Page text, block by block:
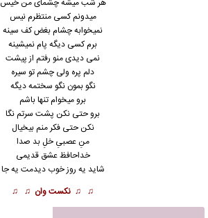
میدونم کسی منتظرم نیس
نمیخوابه چشام بغض کف سینه
برم کسی دیگه پام نمیشینه
نمی دیدی منو رفتم از پیشت
دلم پره ولی چشم تو سیره
نگو بمون نگو سختمه دیگه
برو میخوام تنها باشم
برو حتی نکن پشت سرتم نگا
نکن حتی فکر منم بیخیال
منِ عصبیِ خلِ بد صدا
خداحافظ عشق قدیمی
شاید یه روز خوب دیدمت یه جا
♫ ♫ نکست وان ♫ ♫